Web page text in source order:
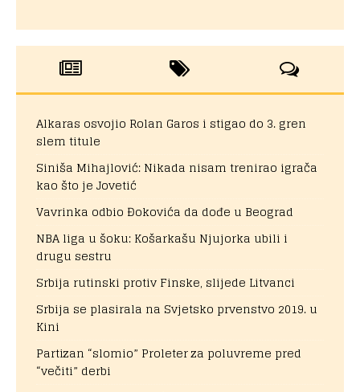
Alkaras osvojio Rolan Garos i stigao do 3. gren
slem titule
Siniša Mihajlović: Nikada nisam trenirao igrača
kao što je Jovetić
Vavrinka odbio Đokovića da dođe u Beograd
NBA liga u šoku: Košarkašu Njujorka ubili i
drugu sestru
Srbija rutinski protiv Finske, slijede Litvanci
Srbija se plasirala na Svjetsko prvenstvo 2019. u
Kini
Partizan “slomio” Proleter za poluvreme pred
“večiti” derbi